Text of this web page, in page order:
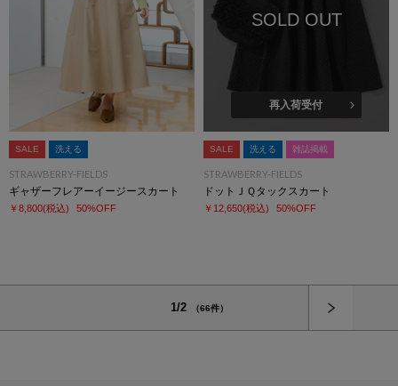
SALE 洗える
STRAWBERRY-FIELDS
ギャザーフレアーイージースカート
￥8,800(税込) 50%OFF
SOLD OUT
再入荷受付
SALE 洗える 雑誌掲載
STRAWBERRY-FIELDS
ドットＪＱタックスカート
￥12,650(税込) 50%OFF
1/2 （66件）